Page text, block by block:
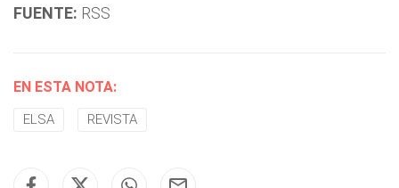
FUENTE: RSS
EN ESTA NOTA:
ELSA REVISTA